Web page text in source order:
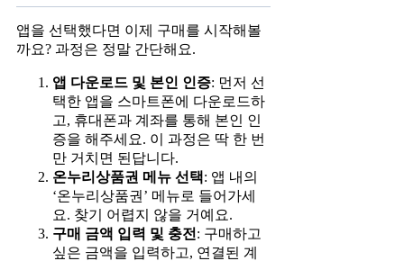
앱을 선택했다면 이제 구매를 시작해볼
까요? 과정은 정말 간단해요.
앱 다운로드 및 본인 인증: 먼저 선
택한 앱을 스마트폰에 다운로드하
고, 휴대폰과 계좌를 통해 본인 인
증을 해주세요. 이 과정은 딱 한 번
만 거치면 된답니다.
온누리상품권 메뉴 선택: 앱 내의
‘온누리상품권’ 메뉴로 들어가세
요. 찾기 어렵지 않을 거예요.
구매 금액 입력 및 충전 : 구매하고
싶은 금액을 입력하고, 연결된 계